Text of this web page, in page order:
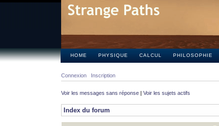
HOME PHYSIQUE CALCUL PHILOSOPHIE
Connexion Inscription
Voir les messages sans réponse | Voir les sujets actifs
Index du forum